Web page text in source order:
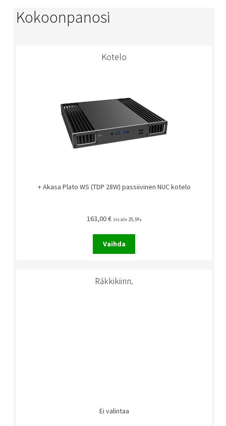
Kokoonpanosi
Kotelo
+ Akasa Plato WS (TDP 28W) passiivinen NUC kotelo
163,00€ sis alv 25,5%
Vaihda
Räkkikiinn.
Ei valintaa